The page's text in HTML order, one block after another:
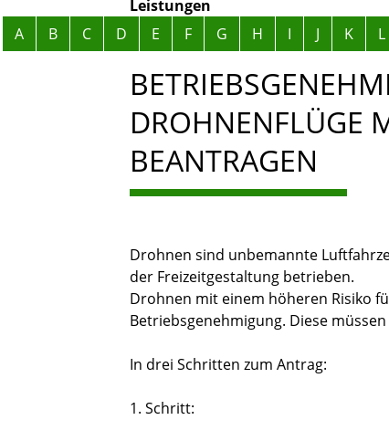
Leistungen
Alphabetisches Register überspringen
A B C D E F G H I J K L
DROHNENFLÜGE
BEANTRAGEN
Drohnen sind unbemannte
der Freizeitgestaltung betrieben.
Drohnen mit einem höheren Risiko
Betriebsgenehmigung. Diese
In drei Schritten zum Antrag:
1. Schritt: